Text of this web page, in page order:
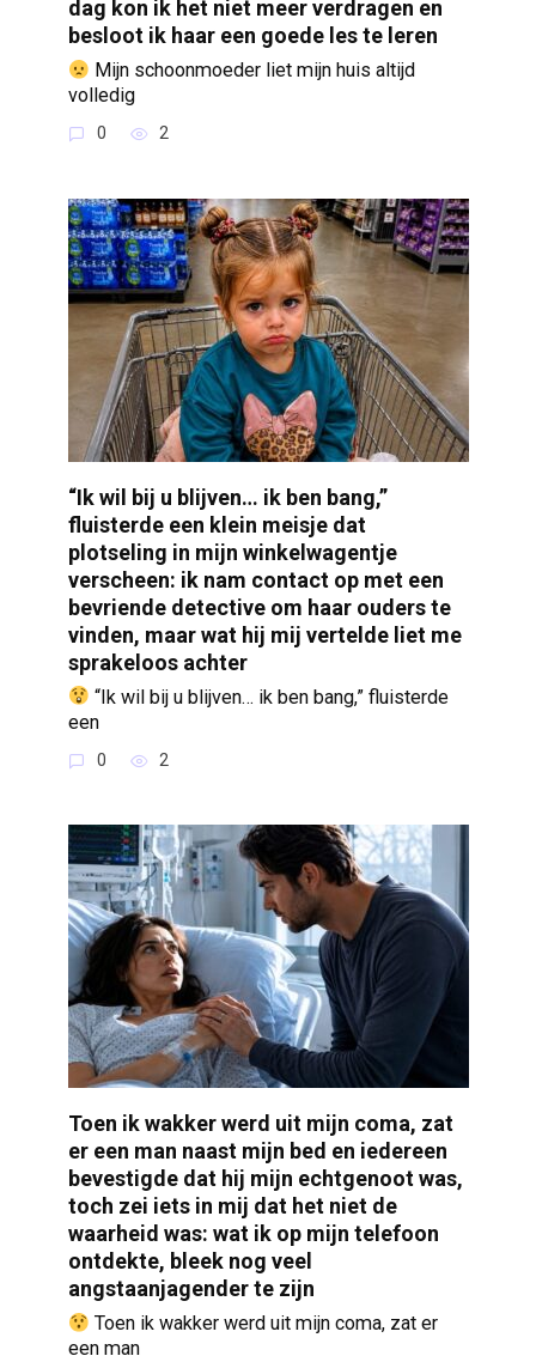
dag kon ik het niet meer verdragen en
besloot ik haar een goede les te leren
Mijn schoonmoeder liet mijn huis altijd
volledig
0 2
“Ik wil bij u blijven… ik ben bang,”
fluisterde een klein meisje dat
plotseling in mijn winkelwagentje
verscheen: ik nam contact op met een
bevriende detective om haar ouders te
vinden, maar wat hij mij vertelde liet me
sprakeloos achter
“Ik wil bij u blijven… ik ben bang,” fluisterde
een
0 2
Toen ik wakker werd uit mijn coma, zat
er een man naast mijn bed en iedereen
bevestigde dat hij mijn echtgenoot was,
toch zei iets in mij dat het niet de
waarheid was: wat ik op mijn telefoon
ontdekte, bleek nog veel
angstaanjagender te zijn
Toen ik wakker werd uit mijn coma, zat er
een man